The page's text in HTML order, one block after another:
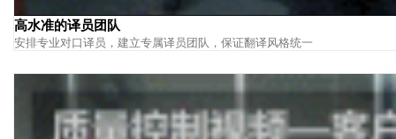
高水准的译员团队
安排专业对口译员，建立专属译员团队，保证翻译风格统一